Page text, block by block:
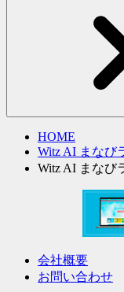
HOME
Witz AI まなび
Witz AI まなび
会社概要
お問い合わせ